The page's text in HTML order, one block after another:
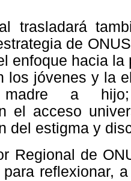
trasladará
de
enfoque hacia la
los jóvenes y la
madre a
el acceso
del estigma y
Regional de
reflexionar,